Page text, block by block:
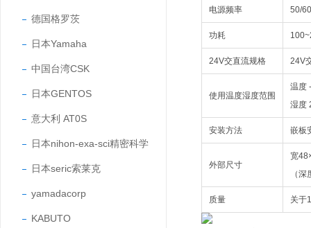
德国格罗茨
日本Yamaha
中国台湾CSK
日本GENTOS
意大利 AT0S
日本nihon-exa-sci精密科学
日本seric索莱克
yamadacorp
KABUTO
电源频率 50/
功耗
24V交直流规格 24V
使用温度湿度范围
温度
湿度
安装方法 嵌板
外部尺寸
宽
（
质量 关于